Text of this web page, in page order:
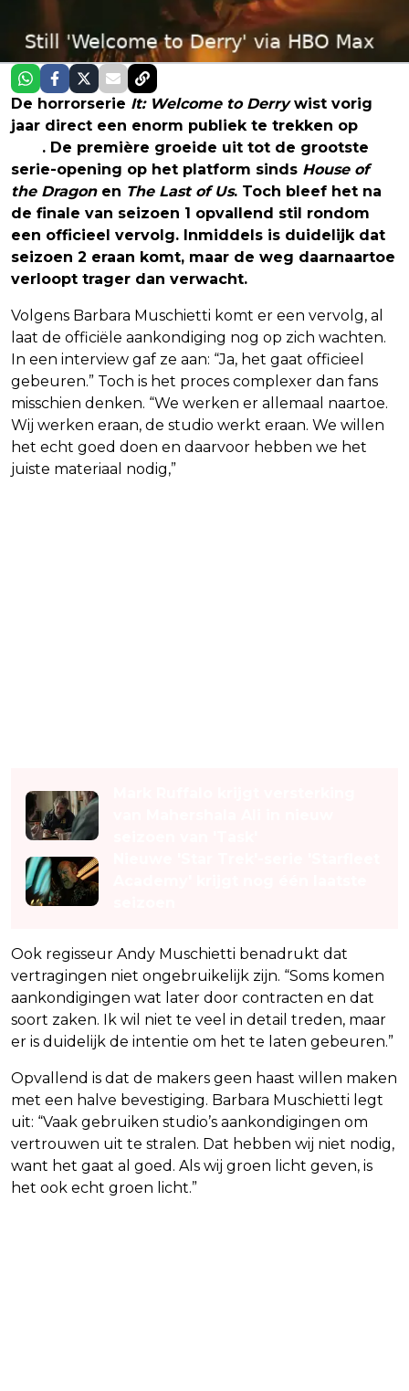
De horrorserie It: Welcome to Derrywist vorig
jaar direct een enorm publiek te trekken op
. De première groeide uit tot de grootste
serie-opening op het platform sinds House of
the Dragonen The Last of Us. Toch bleef het na
de finale van seizoen 1 opvallend stil rondom
een officieel vervolg. Inmiddels is duidelijk dat
seizoen 2 eraan komt, maar de weg daarnaartoe
verloopt trager dan verwacht.
Volgens Barbara Muschietti komt er een vervolg, al
laat de officiële aankondiging nog op zich wachten.
In een interview gaf ze aan: “Ja, het gaat officieel
gebeuren.” Toch is het proces complexer dan fans
misschien denken. “We werken er allemaal naartoe.
Wij werken eraan, de studio werkt eraan. We willen
het echt goed doen en daarvoor hebben we het
juiste materiaal nodig,”
Ook regisseur Andy Muschietti benadrukt dat
vertragingen niet ongebruikelijk zijn. “Soms komen
aankondigingen wat later door contracten en dat
soort zaken. Ik wil niet te veel in detail treden, maar
er is duidelijk de intentie om het te laten gebeuren.”
Opvallend is dat de makers geen haast willen maken
met een halve bevestiging. Barbara Muschietti legt
uit: “Vaak gebruiken studio’s aankondigingen om
vertrouwen uit te stralen. Dat hebben wij niet nodig,
want het gaat al goed. Als wij groen licht geven, is
het ook echt groen licht.”